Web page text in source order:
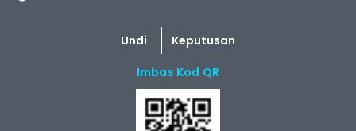
Imbas Kod QR